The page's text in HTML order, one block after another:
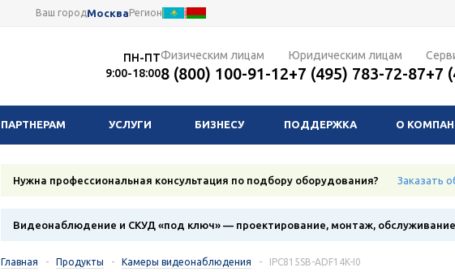
Ваш городМоскваРегион
ПН-ПТ
9:00-18:00
Физическим лицам
8 (800) 100-91-12
Юридическим лицам
+7 (495) 783-72-87+7
ПАРТНЕРАМ УСЛУГИ БИЗНЕСУ ПОДДЕРЖКА О
Нужна профессиональная консультация по подбору оборудования? Заказать
Видеонаблюдение и СКУД «под ключ» — проектирование, монтаж, обслуживание
Главная - Продукты - Камеры видеонаблюдения - IPC815SB-ADF14K-I0